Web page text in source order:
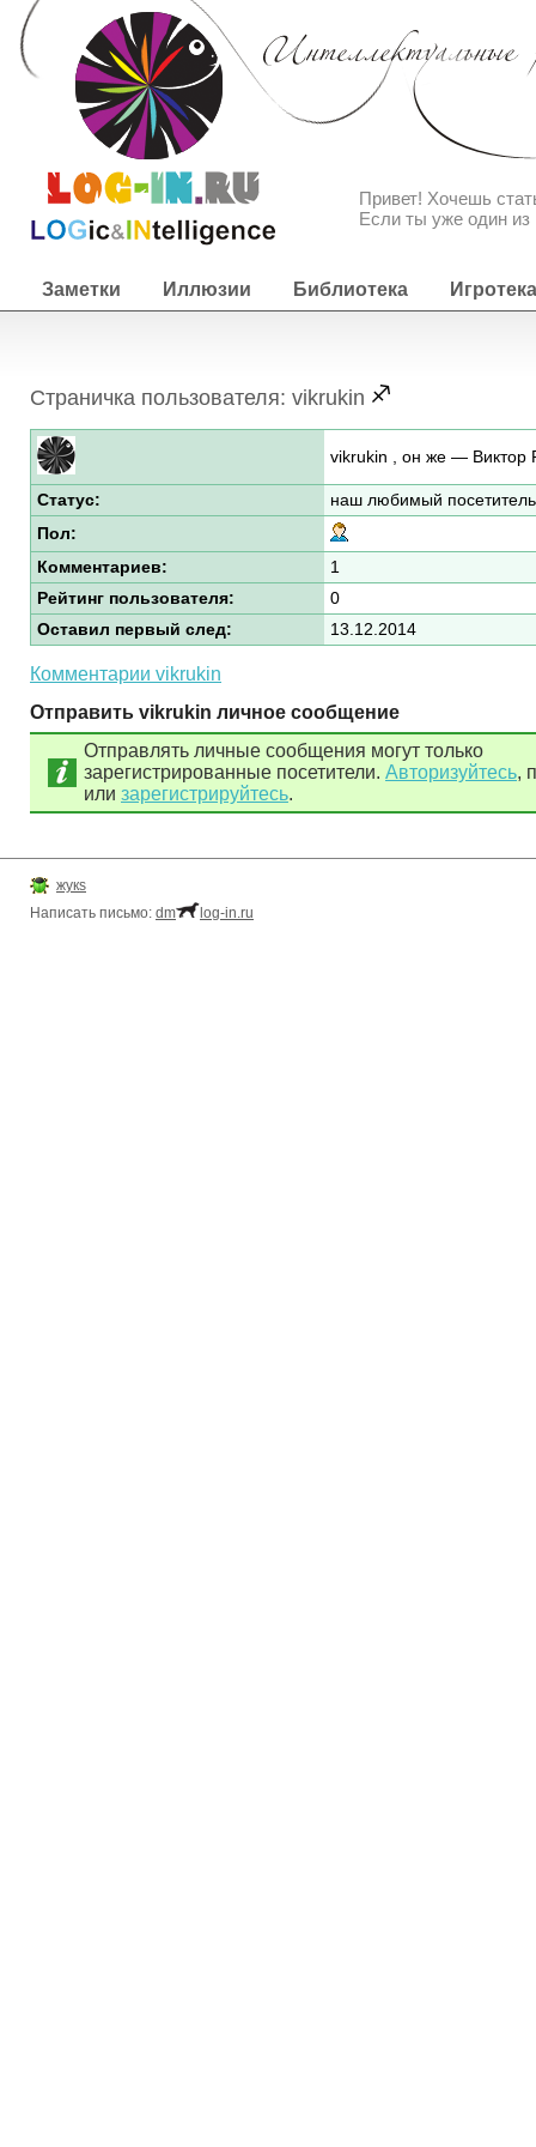
Привет! Хочешь
Если ты уже один из
Заметки Иллюзии Библиотека Игротека
Страничка пользователя: vikrukin
vikrukin , он же — Виктор
Статус:
наш любимый посетитель
Пол:
Комментариев:
1
Рейтинг пользователя:
0
Оставил первый след:
13.12.2014
Комментарии vikrukin
Отправить vikrukin личное сообщение
Отправлять личные сообщения могут только
зарегистрированные посетители. Авторизуйтесь,
или зарегистрируйтесь.
жукs
Написать письмо: dm log-in.ru